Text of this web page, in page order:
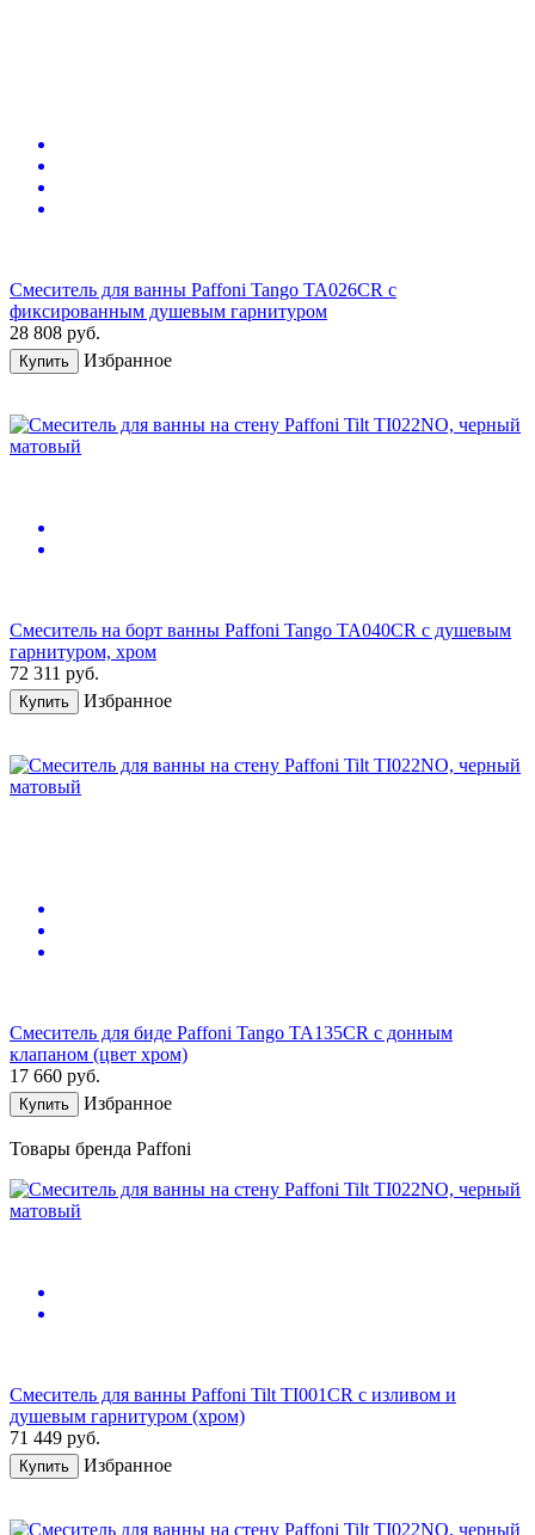
Смеситель для ванны Paffoni Tango TA026CR с
фиксированным душевым гарнитуром
28 808 руб.
Купить Избранное
Смеситель на борт ванны Paffoni Tango TA040CR с душевым
гарнитуром, хром
72 311 руб.
Купить Избранное
Смеситель для биде Paffoni Tango TA135CR с донным
клапаном (цвет хром)
17 660 руб.
Купить Избранное
Товары бренда Paffoni
Смеситель для ванны Paffoni Tilt TI001CR с изливом и
душевым гарнитуром (хром)
71 449 руб.
Купить Избранное